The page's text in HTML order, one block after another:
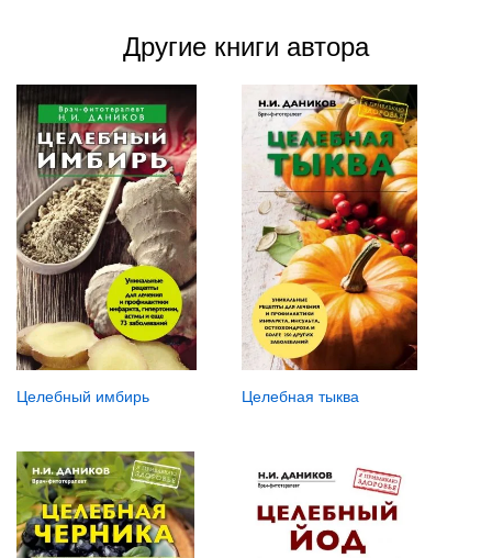
Другие книги автора
Целебный имбирь Целебная тыква